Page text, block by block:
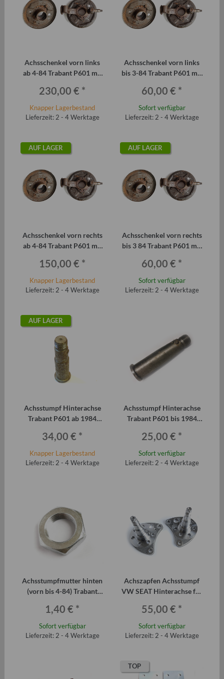
Achsschenkel vorn links
ab 4-84 Trabant P601 mit
Laufbolzen
230,00 € *
Knapper Lagerbestand
Lieferzeit: 2 - 4 Werktage
Achsschenkel vorn links
bis 3-84 Trabant P601 mit
Laufbolzen
60,00 € *
Sofort verfügbar
Lieferzeit: 2 - 4 Werktage
AUF LAGER
Achsschenkel vorn rechts
ab 4-84 Trabant P601 mit
Laufbolzen
150,00 € *
Knapper Lagerbestand
Lieferzeit: 2 - 4 Werktage
AUF LAGER
Achsschenkel vorn rechts
bis 3 84 Trabant P601 mit
Laufbolzen
60,00 € *
Sofort verfügbar
Lieferzeit: 2 - 4 Werktage
AUF LAGER
Achsstumpf Hinterachse
Trabant P601 ab 1984
34,00 € *
Knapper Lagerbestand
Lieferzeit: 2 - 4 Werktage
Achsstumpf Hinterachse
Trabant P601 bis 1984
25,00 € *
Sofort verfügbar
Lieferzeit: 2 - 4 Werktage
Achsstumpfmutter hinten
(vorn bis 4-84) Trabant
1,40 € *
Sofort verfügbar
Lieferzeit: 2 - 4 Werktage
Achszapfen Achsstumpf
VW SEAT Hinterachse für
55,00 € *
Sofort verfügbar
Lieferzeit: 2 - 4 Werktage
TOP